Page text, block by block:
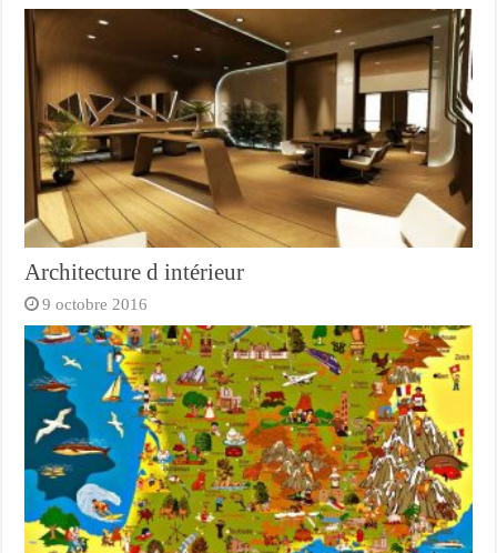
Architecture d intérieur
9 octobre 2016